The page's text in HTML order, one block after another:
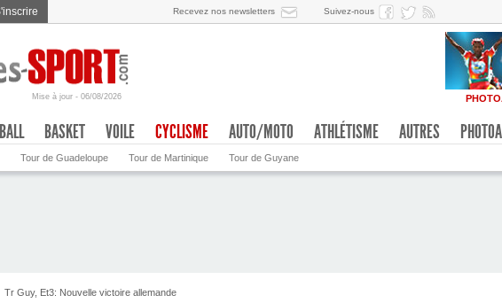
Recevez nos newsletters Suivez-nous
Mise à jour - 06/08/2026
BASKET VOILE CYCLISME
Tour de Guadeloupe Tour de Martinique Tour de Guyane
AUTO/MOTO ATHLÉTISME AUTRES
Tr Guy, Et3: Nouvelle victoire allemande